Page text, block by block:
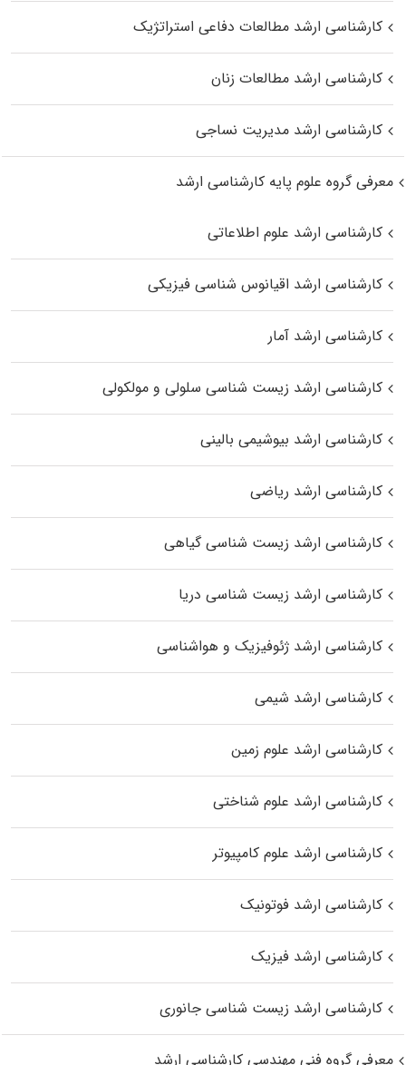
کارشناسی ارشد مطالعات دفاعی استراتژیک
کارشناسی ارشد مطالعات زنان
کارشناسی ارشد مدیریت نساجی
معرفی گروه علوم پایه کارشناسی ارشد
کارشناسی ارشد علوم اطلاعاتی
کارشناسی ارشد اقیانوس‌ شناسی فیزیکی
کارشناسی ارشد آمار
کارشناسی ارشد زیست شناسی سلولی و مولکولی
کارشناسی ارشد بیوشیمی بالینی
کارشناسی ارشد ریاضی
کارشناسی ارشد زیست‌ شناسی گیاهی
کارشناسی ارشد زیست‌ شناسی دریا
کارشناسی ارشد ژئوفیزیک و هواشناسی
کارشناسی ارشد شیمی
کارشناسی ارشد علوم زمین
کارشناسی ارشد علوم شناختی
کارشناسی ارشد علوم کامپیوتر
کارشناسی ارشد فوتونیک
کارشناسی ارشد فیزیک
کارشناسی ارشد زیست‌ شناسی جانوری
معرفی گروه فنی مهندسی کارشناسی ارشد